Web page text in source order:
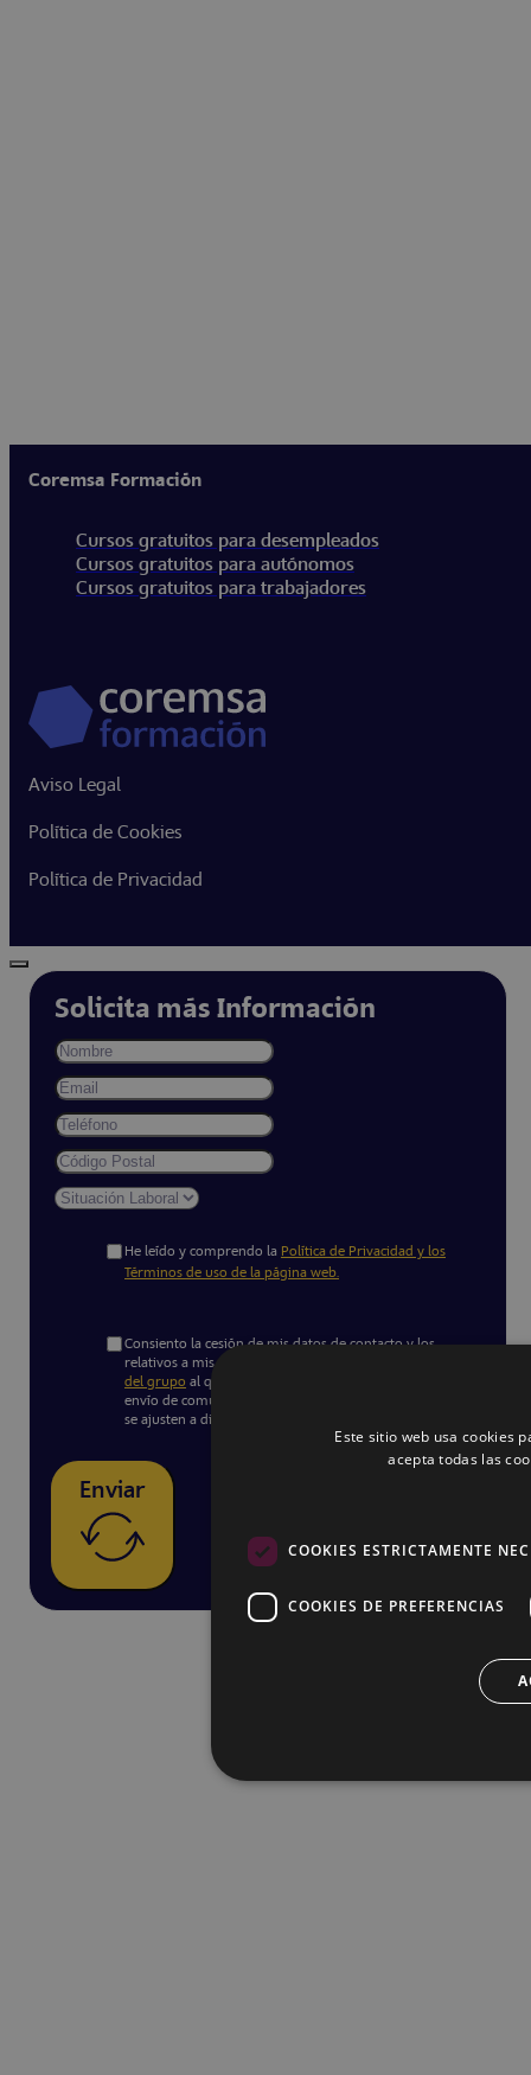
Coremsa Formación
Cursos gratuitos para desempleados
Cursos gratuitos para autónomos
Cursos gratuitos para trabajadores
Aviso Legal
Política de Cookies
Política de Privacidad
Solicita más Información
He leído y comprendo la Política de Privacidad y los
Términos de uso de la página web.
Consiento la cesión de mis datos de contacto y los
relativos a mis preferencias de usuario a las
del grupo al que pertenece COREMSA FORMACIÓN para el
envío de comunicaciones comerciales no solicitadas que
se ajusten a dichas preferencias.
Enviar
Este sitio web usa cookies
acepta todas las
COOKIES ESTRICTAMENTE
COOKIES DE PREFERENCIAS